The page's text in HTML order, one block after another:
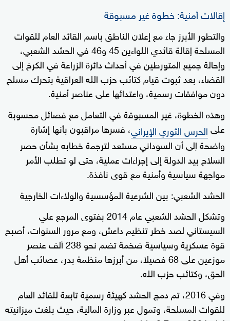
إقالات أمنية: خطوة غير مسبوقة
والتطور الأبرز جاء مع إعلان الناطق باسم القائد العام للقوات
المسلحة إقالة قائدي اللواءين 45 و46 في الحشد الشعبي،
وإحالة جميع المتورطين في أحداث دائرة الزراعة في الكرخ إلى
القضاء، بعد ثبوت قيام كتائب حزب الله العراقية بتحرك مسلح
دون موافقات رسمية، واعتدائها على عناصر أمنية.
وهذه الخطوة، غير المسبوقة في التعامل مع فصائل محسوبة
علىالحرس الثوري الإيراني، فسرها مراقبون بأنها إشارة
واضحة إلى أن السوداني مستعد لترجمة خطابه بشأن حصر
السلاح بيد الدولة إلى إجراءات عملية، حتى لو تطلب الأمر
مواجهة سياسية وأمنية مع قوى نافذة.
الحشد الشعبي: بين الشرعية المؤسسية والولاءات الخارجية
وتشكل الحشد الشعبي عام 2014 بفتوى المرجع علي
السيستاني لصد خطر تنظيم داعش، ومع مرور السنوات، أصبح
قوة عسكرية وسياسية ضخمة تضم نحو 238 ألف عنصر
موزعين على 68 فصيلا، من أبرزها منظمة بدر، عصائب أهل
الحق، وكتائب حزب الله.
وفي 2016، تم دمج الحشد كهيئة رسمية تابعة للقائد العام
للقوات المسلحة، وتمول عبر وزارة المالية، حيث بلغت ميزانيته